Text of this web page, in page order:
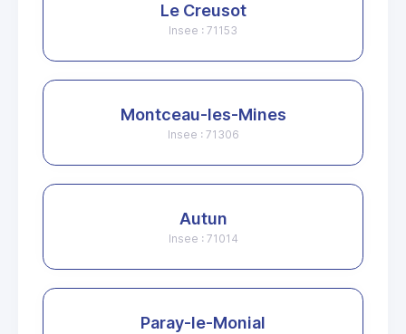
Le Creusot
Insee : 71153
Montceau-les-Mines
Insee : 71306
Autun
Insee : 71014
Paray-le-Monial